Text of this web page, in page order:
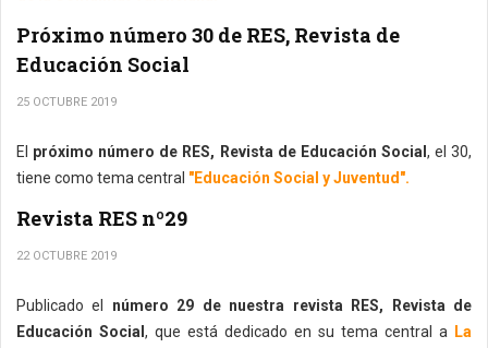
Próximo número 30 de RES, Revista de
Educación Social
25 OCTUBRE 2019
El próximo número de RES, Revista de Educación Social , el 30,
tiene como tema central "Educación Social y Juventud".
Revista RES nº29
22 OCTUBRE 2019
Publicado el número 29 de nuestra revista RES, Revista de
Educación Social , que está dedicado en su tema central a
La